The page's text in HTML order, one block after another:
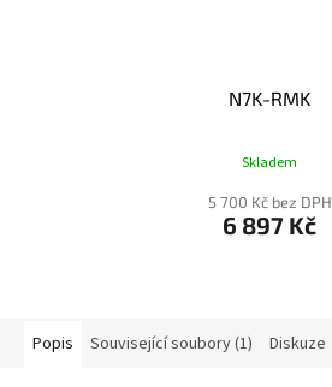
N7K-RMK
Skladem
5 700 Kč bez DPH
6 897 Kč
Popis Související soubory (1) Diskuze